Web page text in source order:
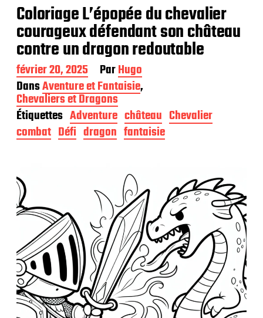
Coloriage L’épopée du chevalier
courageux défendant son château
contre un dragon redoutable
D
a
t
e
d
e
p
l
i
c
a
o
n
février 20, 2025 ParHugo
DansAventure et Fantaisie,
Chevaliers et Dragons
Étiquettes Adventure château Chevalier
combat Défi dragon fantaisie